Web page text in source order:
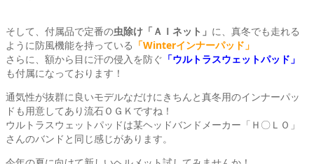
そして、付属品で定番の虫除け「ＡＩネット」 に、真冬でも走れる
ように防風機能を持っている 「Winterインナーパッド」
さらに、額から目に汗の侵入を防ぐ 「ウルトラスウェットパッド」
も付属になっております！
通気性が抜群に良いモデルなだけにきちんと真冬用のインナーパッ
ドも用意してあり流石ＯＧＫですね！
ウルトラスウェットパッドは某ヘッドバンドメーカー「Ｈ〇ＬＯ」
さんのバンドと同じ感じがあります。